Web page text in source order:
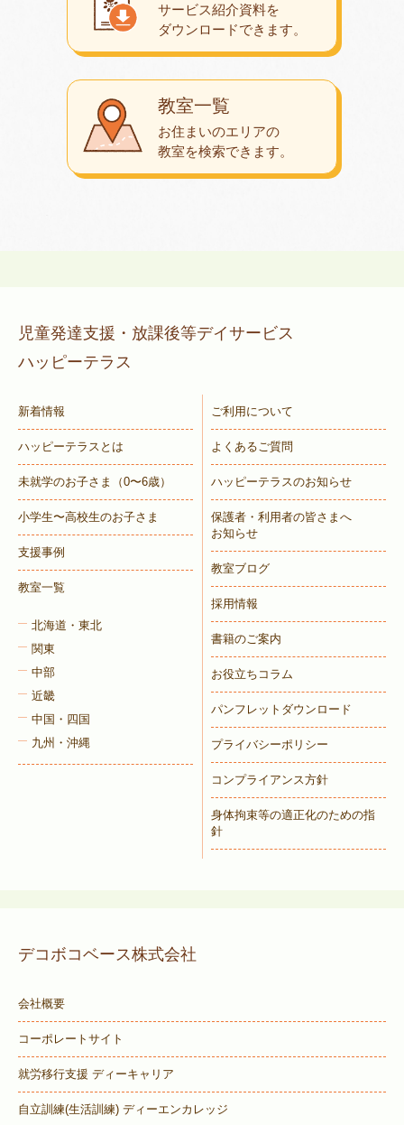
教室一覧
お住まいのエリアの
教室を検索できます。
サービス紹介資料を
ダウンロードできます。
児童発達支援・放課後等デイサービス
ハッピーテラス
新着情報
ハッピーテラスとは
未就学のお子さま （0〜6歳）
小学生〜高校生のお子さま
支援事例
教室一覧
北海道・東北
関東
中部
近畿
中国・四国
九州・沖縄
ご利用について
よくあるご質問
ハッピーテラスのお知らせ
保護者・利用者の皆さまへ
お知らせ
教室ブログ
採用情報
書籍のご案内
お役立ちコラム
パンフレットダウンロード
プライバシーポリシー
コンプライアンス方針
身体拘束等の適正化のための指
針
デコボコベース株式会社
会社概要
コーポレートサイト
就労移行支援 ディーキャリア
自立訓練(生活訓練) ディーエンカレッジ